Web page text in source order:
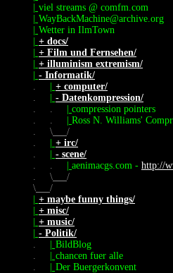
viel streams @ comfm.com
WayBackMachine@archive.org
Wetter in IlmTown
+ docs/
+ Film und Fernsehen/
+ illuminism extremism/
- Informatik/
.
.
.
.
.
.
.
.
.
+ computer/
- Datenkompression/
.
.
compression pointers
Ross N. Williams'
\
/
+ irc/
- scene/
.
aenimacgs.com - http://
\
/
\
/
+ maybe funny things/
+ misc/
+ music/
- Politik/
.
.
.
BildBlog
chancen fuer alle
Der Buergerkonvent